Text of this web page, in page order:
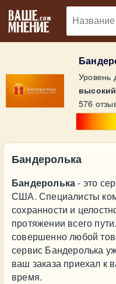
Уровень
высокий
576
Бандеролька
Бандеролька- это
США. Специалисты
сохранности и
протяжении всего
совершенно любой
сервис Бандеролька
ваш заказа приехал к
время.